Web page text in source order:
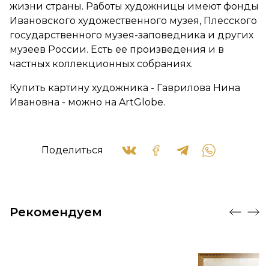
жизни страны. Работы художницы имеют фонды
Ивановского художественного музея, Плесского
государственного музея-заповедника и других
музеев России. Есть ее произведения и в
частных коллекционных собраниях.
Купить картину художника - Гаврилова Нина
Ивановна - можно на ArtGlobe.
Поделиться
Рекомендуем